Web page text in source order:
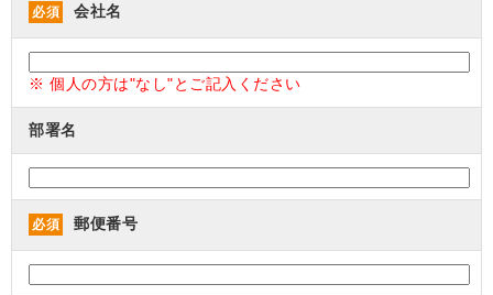
必須 会社名
※ 個人の方は"なし"とご記入ください
部署名
必須 郵便番号